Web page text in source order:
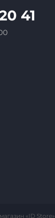
41
«ID Store»